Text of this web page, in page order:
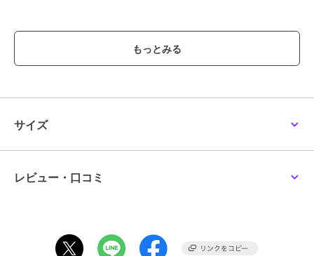
ンライン
商品カテゴリ
すべてのチーク ／チーク
カラー
商品のお取り扱い方法
サイズ
レビュー・口コミ